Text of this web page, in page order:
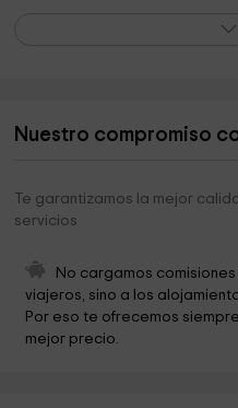
Cementerio de Olmos de
Iglesia de Mélida
Ayuntamiento de Torre de
Ayuntamiento De Bocos De
Nuestra Señora de las Nieves
Wine Museum
Nuestro compromiso
Te garantizamos la mejor
servicios
No cargamos comisiones
viajeros, sino a los
Por eso te ofrecemos
mejor precio.